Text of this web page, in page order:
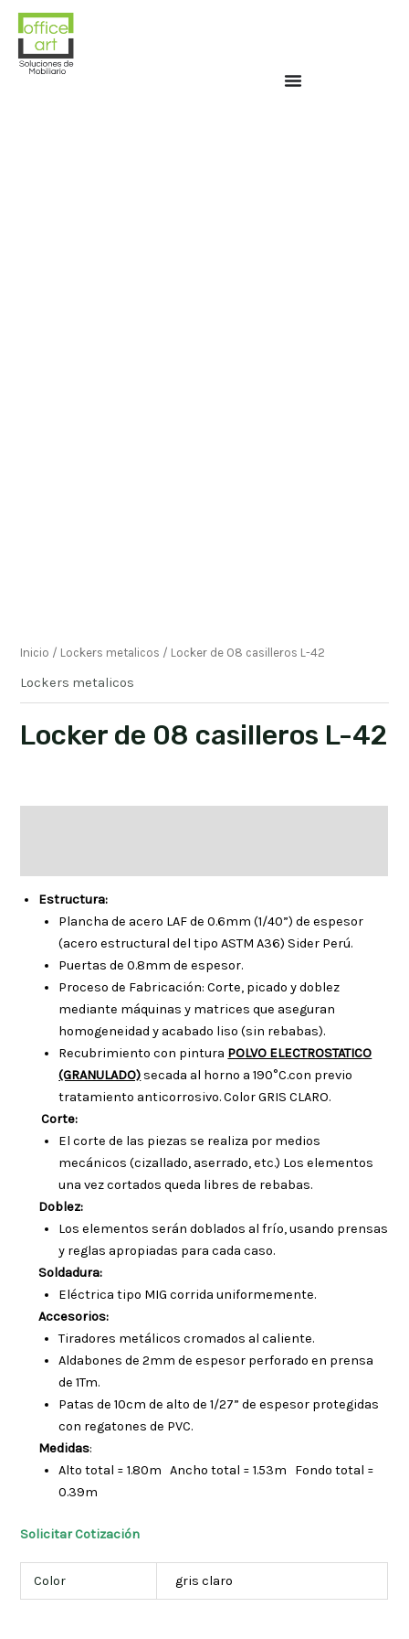
Inicio / Lockers metalicos / Locker de 08 casilleros L-42
Lockers metalicos
Locker de 08 casilleros L-42
Estructura:
Plancha de acero LAF de 0.6mm (1/40”) de espesor
(acero estructural del tipo ASTM A36) Sider Perú.
Puertas de 0.8mm de espesor.
Proceso de Fabricación: Corte, picado y doblez
mediante máquinas y matrices que aseguran
homogeneidad y acabado liso (sin rebabas).
Recubrimiento con pintura POLVO ELECTROSTATICO
(GRANULADO) secada al horno a 190°C.con previo
tratamiento anticorrosivo. Color GRIS CLARO.
Corte:
El corte de las piezas se realiza por medios
mecánicos (cizallado, aserrado, etc.) Los elementos
una vez cortados queda libres de rebabas.
Doblez:
Los elementos serán doblados al frío, usando prensas
y reglas apropiadas para cada caso.
Soldadura:
Eléctrica tipo MIG corrida uniformemente.
Accesorios:
Tiradores metálicos cromados al caliente.
Aldabones de 2mm de espesor perforado en prensa
de 1Tm.
Patas de 10cm de alto de 1/27” de espesor protegidas
con regatones de PVC.
Medidas:
Alto total = 1.80m Ancho total = 1.53m Fondo total =
0.39m
Solicitar Cotización
Color gris claro